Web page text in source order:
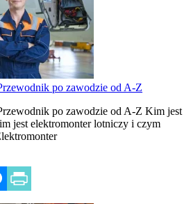
po zawodzie od A-Z
po zawodzie od A-Z Kim jest
jest elektromonter lotniczy i czym